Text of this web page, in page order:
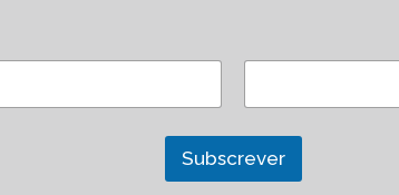
Subscrever